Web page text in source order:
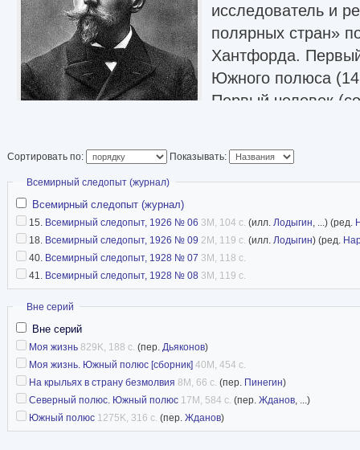
исследователь и
полярных стран»
Хантфорда.
Южного полюса (14
Первый человек
географических
того, воздушная
экспедиция 1926 года под руководством Р.
первой из заявивших о достижении
никем не ставится под сомнение. Первый
совершивший морской переход Северо-
организовал и возглавил вторую в истории
Северо-Восточным морским путём (вдоль
таким образом, первым человеком,
дистанцию за Полярным кругом. Один из
авиации и воздухоплавательных средств —
дирижаблей — в арктических путешествиях.
время поисков потерпевшей крушение
Сортировать по: Показывать:
Скрыть
Всемирный следопыт (журнал)
Всемирный следопыт (журнал)
15. Всемирный следопыт, 1926 № 06 3M, 104 с. (илл. Лодыгин, ...) (ред.
18. Всемирный следопыт, 1926 № 09 2M, 119 с. (илл. Лодыгин) (ред.
40. Всемирный следопыт, 1928 № 07 3M, 118 с.
41. Всемирный следопыт, 1928 № 08 3M, 119 с.
Скрыть
Вне серий
Вне серий
Моя жизнь 829K, 188 с. (пер. Дьяконов)
Моя жизнь. Южный полюс [сборник] 40M, 454 с.
На крыльях в страну безмолвия 8M, 66 с. (пер. Пинегин)
Северный полюс. Южный полюс 17M, 584 с. (пер. Жданов, ...)
Южный полюс 1275K, 316 с. (пер. Жданов)